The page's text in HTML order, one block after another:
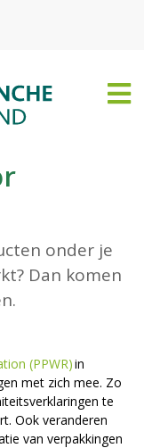
onder je
Dan komen
(PPWR)in
met zich mee. Zo
te
Ook veranderen
van verpakkingen